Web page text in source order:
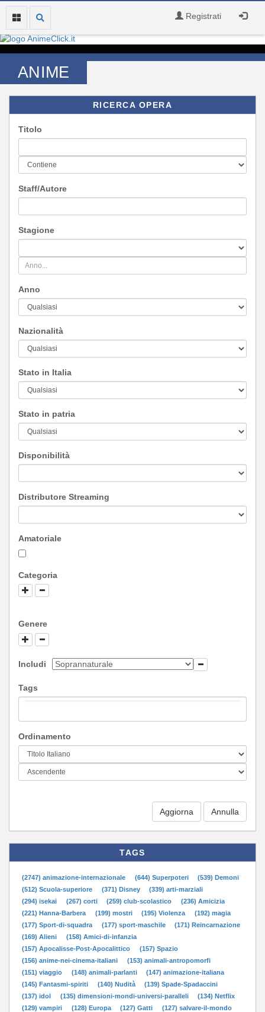
Registrati
ANIME
RICERCA OPERA
Titolo
Staff/Autore
Stagione
Anno
Nazionalità
Stato in Italia
Stato in patria
Disponibilità
Distributore Streaming
Amatoriale
Categoria
Genere
Includi
Tags
Ordinamento
Aggiorna
TAGS
(2747) animazione-internazionale (644) Superpoteri
(539) Demoni
(512) Scuola-superiore
(371) Disney
(339) arti-marziali
(294) isekai
(267) corti (259) club-scolastico
(236) Amicizia
(221) Hanna-Barbera
(199) mostri (195) Violenza
(192) magia
(177) Sport-di-squadra
(177) sport-maschile
(171) Reincarnazione
(169) Alieni
(158) Amici-di-infanzia
(157) Apocalisse-Post-Apocalittico
(157) Spazio
(156) anime-nei-cinema-italiani
(153) animali-antropomorfi
(151) viaggio
(148) animali-parlanti
(147) animazione-italiana
(145) Fantasmi-spiriti
(140) Nudità
(139) Spade-Spadaccini
(137) idol
(135) dimensioni-mondi-universi-paralleli
(134) Netflix
(129) vampiri
(128) Europa (127) Gatti
(127) salvare-il-mondo